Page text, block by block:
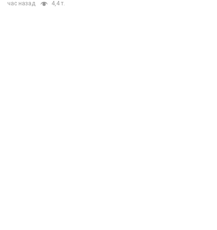
час назад 4,4 т.